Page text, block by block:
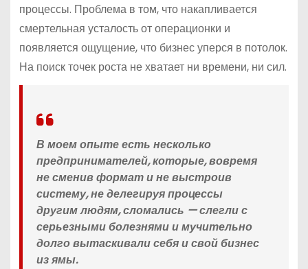
процессы. Проблема в том, что накапливается
смертельная усталость от операционки и
появляется ощущение, что бизнес уперся в потолок.
На поиск точек роста не хватает ни времени, ни сил.
В моем опыте есть несколько
предпринимателей, которые, вовремя
не сменив формат и не выстроив
систему, не делегируя процессы
другим людям, сломались — слегли с
серьезными болезнями и мучительно
долго вытаскивали себя и свой бизнес
из ямы.